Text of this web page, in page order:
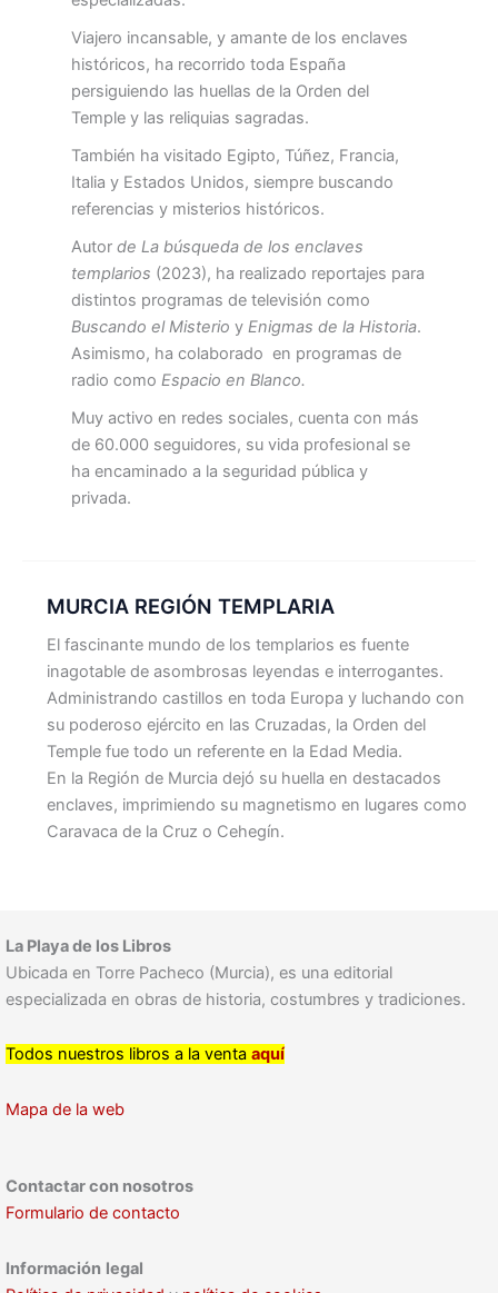
Viajero incansable, y amante de los enclaves
históricos, ha recorrido toda España
persiguiendo las huellas de la Orden del
Temple y las reliquias sagradas.
También ha visitado Egipto, Túñez, Francia,
Italia y Estados Unidos, siempre buscando
referencias y misterios históricos.
Autor de La búsqueda de los enclaves
templarios (2023), ha realizado reportajes para
distintos programas de televisión como
Buscando el Misterio y Enigmas de la Historia.
Asimismo, ha colaborado en programas de
radio como Espacio en Blanco.
Muy activo en redes sociales, cuenta con más
de 60.000 seguidores, su vida profesional se
ha encaminado a la seguridad pública y
privada.
MURCIA REGIÓN TEMPLARIA
El fascinante mundo de los templarios es fuente
inagotable de asombrosas leyendas e interrogantes.
Administrando castillos en toda Europa y luchando con
su poderoso ejército en las Cruzadas, la Orden del
Temple fue todo un referente en la Edad Media.
En la Región de Murcia dejó su huella en destacados
enclaves, imprimiendo su magnetismo en lugares como
Caravaca de la Cruz o Cehegín.
La Playa de los Libros
Ubicada en Torre Pacheco (Murcia), es una editorial
especializada en obras de historia, costumbres y tradiciones.
Todos nuestros libros a la venta aquí
Mapa de la web
Contactar con nosotros
Formulario de contacto
Información legal